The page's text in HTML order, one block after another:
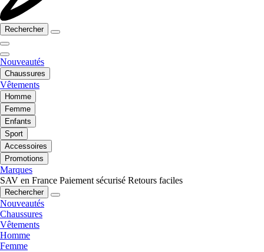
Rechercher
Nouveautés
Chaussures
Vêtements
Homme
Femme
Enfants
Sport
Accessoires
Promotions
Marques
SAV en France Paiement sécurisé Retours faciles
Rechercher
Nouveautés
Chaussures
Vêtements
Homme
Femme